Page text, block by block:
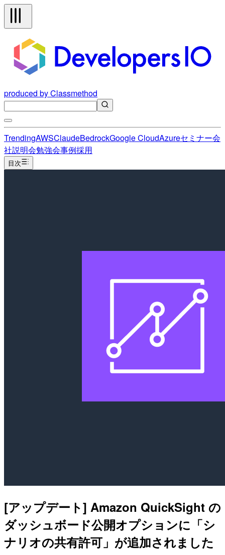
produced by Classmethod
TrendingAWSClaudeBedrockGoogle CloudAzureセミナー会
社説明会勉強会事例採用
目次
[アップデート] Amazon QuickSight の
ダッシュボード公開オプションに「シ
ナリオの共有許可」が追加されました